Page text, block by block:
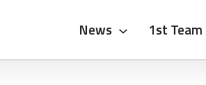
News 1st Team